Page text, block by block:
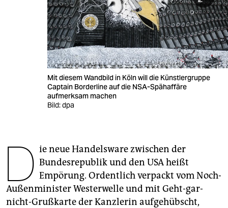
wahrheit
veranstaltungen
fragen & hilfe
abo
genossenschaft
epaper login
Mit diesem Wandbild in Köln will die Künstlergruppe
Captain Borderline auf die NSA-Spähaffäre
aufmerksam machen
Bild: dpa
D ie neue Handelsware zwischen der
Bundesrepublik und den USA heißt
Empörung. Ordentlich verpackt vom Noch-
Außenminister Westerwelle und mit Geht-gar-
nicht-Grußkarte der Kanzlerin aufgehübscht,